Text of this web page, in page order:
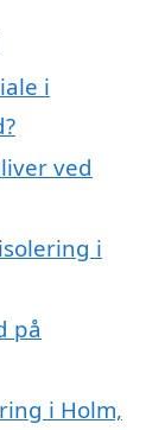
i
ved
i
på
i Holm,